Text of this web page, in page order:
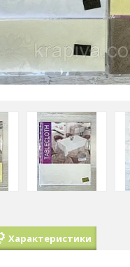
Характеристики